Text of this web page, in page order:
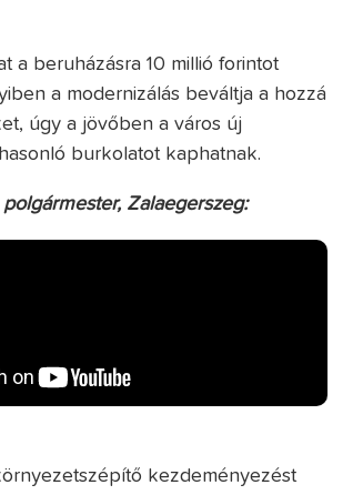
a beruházásra 10 millió forintot
a modernizálás beváltja a hozzá
úgy a jövőben a város új
burkolatot kaphatnak.
Zalaegerszeg:
kezdeményezést